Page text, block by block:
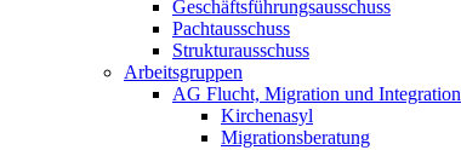
Geschäftsführungsausschuss
Pachtausschuss
Strukturausschuss
Arbeitsgruppen
AG Flucht, Migration und Integration
Kirchenasyl
Migrationsberatung